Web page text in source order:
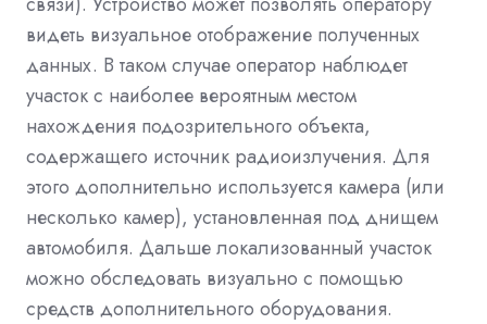
видеть визуальное отображение полученных
данных. В таком случае оператор наблюдет
участок с наиболее вероятным местом
нахождения подозрительного объекта,
содержащего источник радиоизлучения. Для
этого дополнительно используется камера (или
несколько камер), установленная под днищем
автомобиля. Дальше локализованный участок
можно обследовать визуально с помощью
средств дополнительного оборудования.